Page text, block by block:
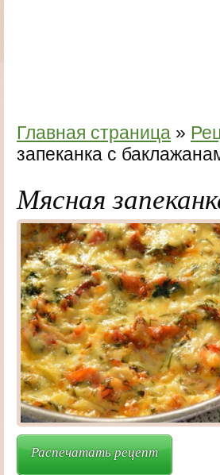
Главная страница »
запеканка с
Мясная
Распечатать рецепт